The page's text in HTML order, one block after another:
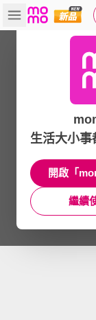
生活大小
開啟「
繼續